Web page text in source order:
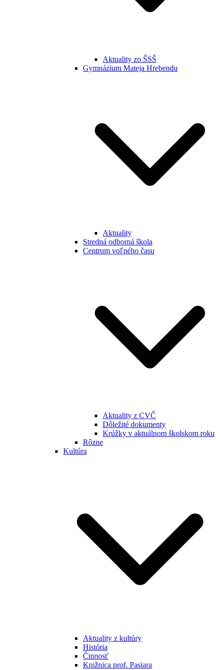
Aktuality zo ŠSŠ
Gymnázium Mateja Hrebendu
Aktuality
Stredná odborná škola
Centrum voľného času
Aktuality z CVČ
Dôležité dokumenty
Krúžky v aktuálnom školskom roku
Rôzne
Kultúra
Aktuality z kultúry
História
Činnosť
Knižnica prof. Pasiara